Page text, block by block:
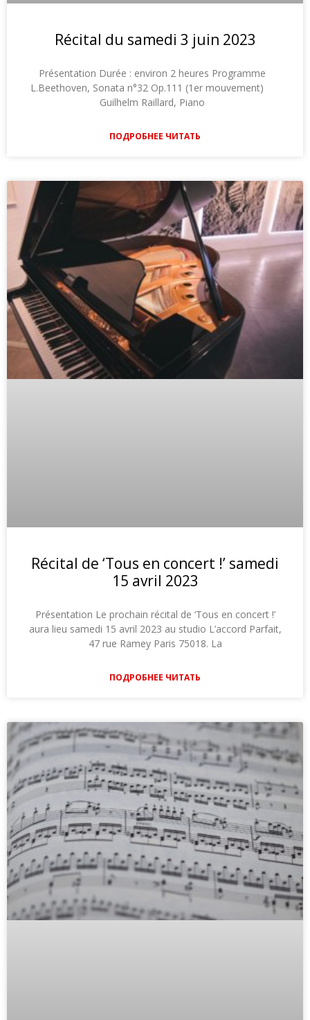
Récital du samedi 3 juin 2023
Présentation Durée : environ 2 heures Programme
L.Beethoven, Sonata n°32 Op.111 (1er mouvement)
Guilhelm Raillard, Piano
ПОДРОБНЕЕ ЧИТАТЬ
Récital de ‘Tous en concert !’ samedi
15 avril 2023
Présentation Le prochain récital de ‘Tous en concert !’
aura lieu samedi 15 avril 2023 au studio L’accord Parfait,
47 rue Ramey Paris 75018. La
ПОДРОБНЕЕ ЧИТАТЬ